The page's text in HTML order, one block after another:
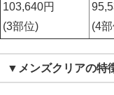
103,640円
(3部位)
(4
▼メンズクリアの特